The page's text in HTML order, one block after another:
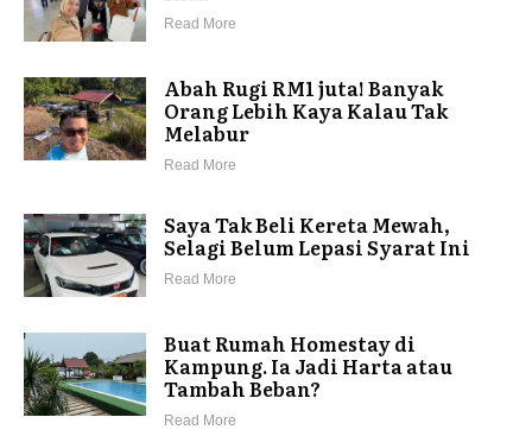
Read More
Abah Rugi RM1 juta! Banyak
Orang Lebih Kaya Kalau Tak
Melabur
Read More
Saya Tak Beli Kereta Mewah,
Selagi Belum Lepasi Syarat Ini
Read More
Buat Rumah Homestay di
Kampung. Ia Jadi Harta atau
Tambah Beban?
Read More